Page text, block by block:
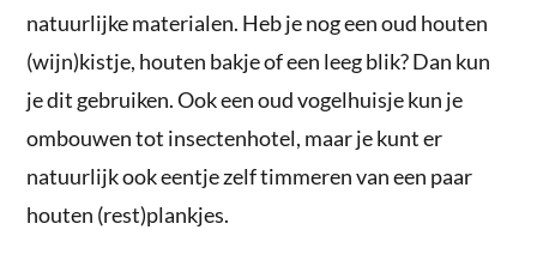
natuurlijke materialen. Heb je nog een oud houten
(wijn)kistje, houten bakje of een leeg blik? Dan kun
je dit gebruiken. Ook een oud vogelhuisje kun je
ombouwen tot insectenhotel, maar je kunt er
natuurlijk ook eentje zelf timmeren van een paar
houten (rest)plankjes.